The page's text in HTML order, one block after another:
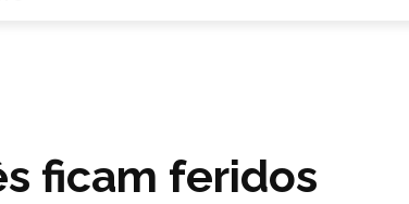
ficam feridos